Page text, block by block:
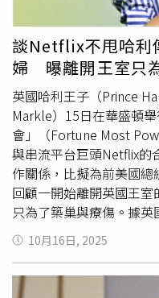
示：「我已經不想再被
騙」，指的是使用者借助
己能做到更幽默風趣或情
約會對象。38歲的交友軟
ChatGPT潤飾自己的開場
味。他強調自己不會完全
可以省時省力－－對於
的發了幾條訊息卻被已讀
間與感情顯得「太浪費
（Francesca）是一位患
順利解讀人際交往間的
說，初次使用ChatGPT
扎，但她很快將其視為
自己，「我將所有交友
ChatGPT裡，然後要求
談Netflix不甩哈利
婦 曝離開王室只
英國哈利王子（Prince
Markle）15日在華盛頓
會」（Fortune Most
與串流平台巨頭Netflix的
作關係，比擬為前美國
回顧一開始離開英國王室
只為了築巢與療傷。據
區舉行的「全球最具影
人（Duchess of Sussex
王子與Netflix過去4年的
該平台簽下新的「多年
10月16日, 2025